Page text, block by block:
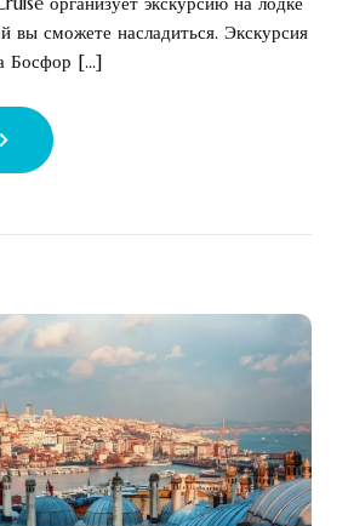
вы сможете насладиться. Экскурсия
Босфор [...]